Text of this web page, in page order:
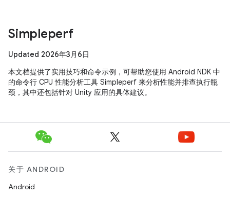
Simpleperf
Updated 2026年3月6日
本文档提供了实用技巧和命令示例，可帮助您使用 Android NDK 中
的命令行 CPU 性能分析工具 Simpleperf 来分析性能并排查执行瓶
颈，其中还包括针对 Unity 应用的具体建议。
关于 ANDROID
Android